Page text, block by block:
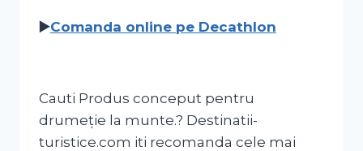
▶️Comanda online pe Decathlon
Cauti Produs conceput pentru
drumeție la munte.? Destinatii-
turistice.com iti recomanda cele mai